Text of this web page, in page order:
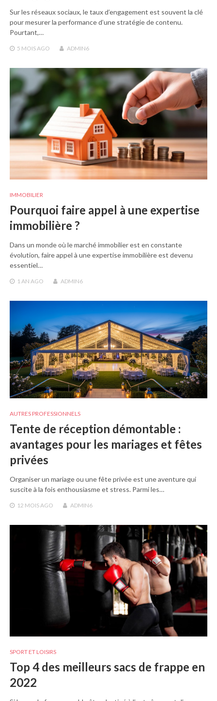
Sur les réseaux sociaux, le taux d’engagement est souvent la clé
pour mesurer la performance d’une stratégie de contenu.
Pourtant,…
5 MOIS AGO ADMIN6
IMMOBILIER
Pourquoi faire appel à une expertise
immobilière ?
Dans un monde où le marché immobilier est en constante
évolution, faire appel à une expertise immobilière est devenu
essentiel…
1 AN AGO ADMIN6
AUTRES PROFESSIONNELS
Tente de réception démontable :
avantages pour les mariages et fêtes
privées
Organiser un mariage ou une fête privée est une aventure qui
suscite à la fois enthousiasme et stress. Parmi les…
12 MOISAGO ADMIN6
SPORT ET LOISIRS
Top 4 des meilleurs sacs de frappe en
2022